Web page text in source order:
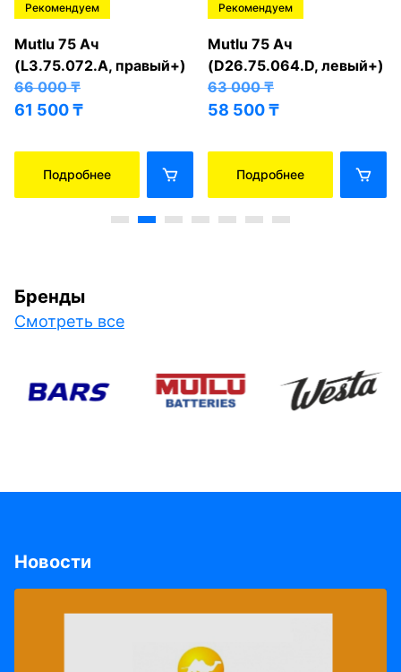
Рекомендуем
Mutlu 75 Ач
(L3.75.072.A, правый+)
66 000₸
61 500₸
Подробнее
Рекомендуем
Mutlu 75 Ач
(D26.75.064.D, левый+)
63 000₸
58 500₸
Подробнее
Бренды
Смотреть все
Новости